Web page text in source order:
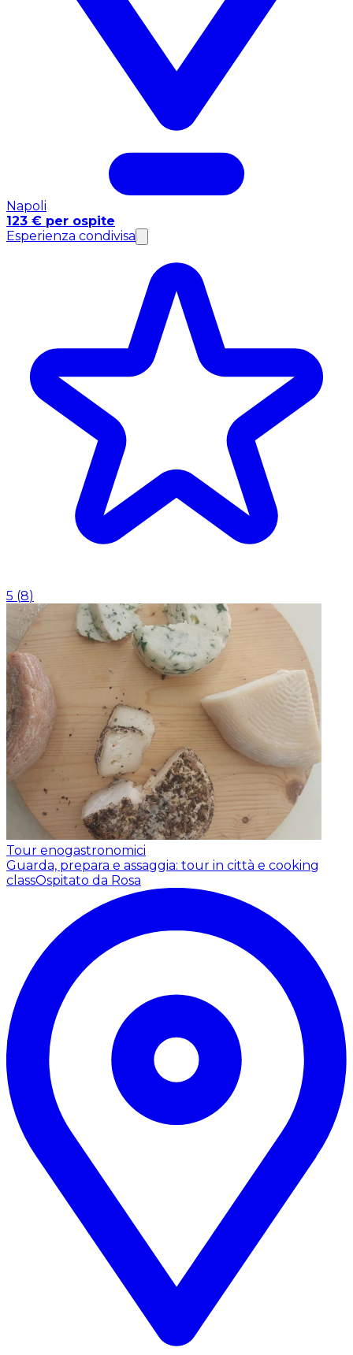
Napoli
123 € per ospite
Esperienza condivisa
5 (8)
Tour enogastronomici
Guarda, prepara e assaggia: tour in città e cooking
classOspitato da Rosa